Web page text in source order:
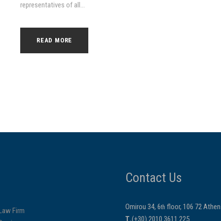
representatives of all...
READ MORE
Firm
Contact Us
Omirou 34, 6th floor, 106 72
Τ.(+30) 2010 3611 225